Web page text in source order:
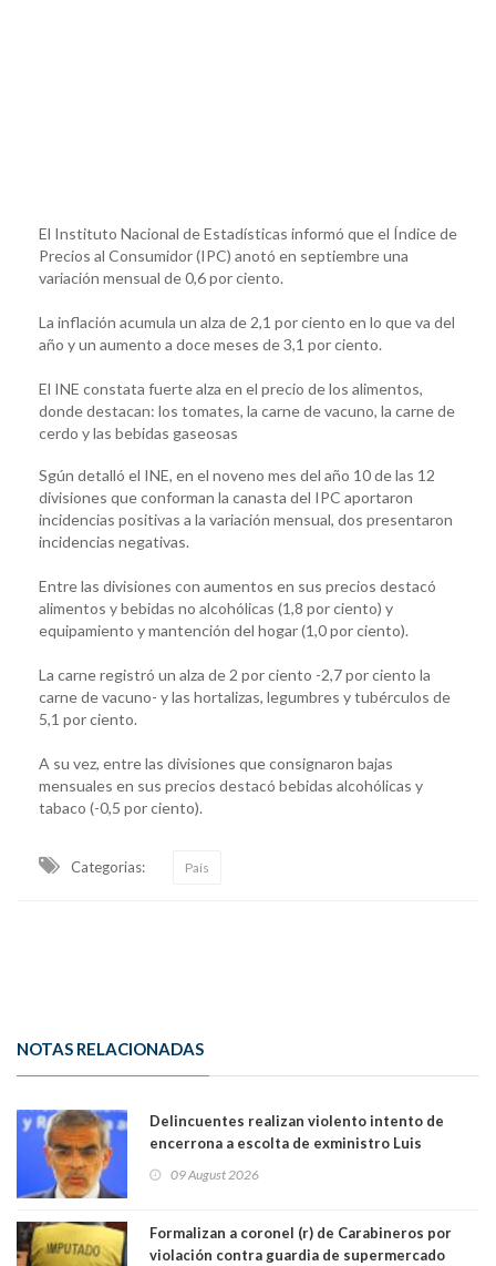
El Instituto Nacional de Estadísticas informó que el Índice de
Precios al Consumidor (IPC) anotó en septiembre una
variación mensual de 0,6 por ciento.
La inflación acumula un alza de 2,1 por ciento en lo que va del
año y un aumento a doce meses de 3,1 por ciento.
El INE constata fuerte alza en el precio de los alimentos,
donde destacan: los tomates, la carne de vacuno, la carne de
cerdo y las bebidas gaseosas
Sgún detalló el INE, en el noveno mes del año 10 de las 12
divisiones que conforman la canasta del IPC aportaron
incidencias positivas a la variación mensual, dos presentaron
incidencias negativas.
Entre las divisiones con aumentos en sus precios destacó
alimentos y bebidas no alcohólicas (1,8 por ciento) y
equipamiento y mantención del hogar (1,0 por ciento).
La carne registró un alza de 2 por ciento -2,7 por ciento la
carne de vacuno- y las hortalizas, legumbres y tubérculos de
5,1 por ciento.
A su vez, entre las divisiones que consignaron bajas
mensuales en sus precios destacó bebidas alcohólicas y
tabaco (-0,5 por ciento).
Categorias: País
NOTAS RELACIONADAS
Delincuentes realizan violento intento de
encerrona a escolta de exministro Luis
Lo Espejo
09 August 2026
Formalizan a coronel (r) de Carabineros por
violación contra guardia de supermercado